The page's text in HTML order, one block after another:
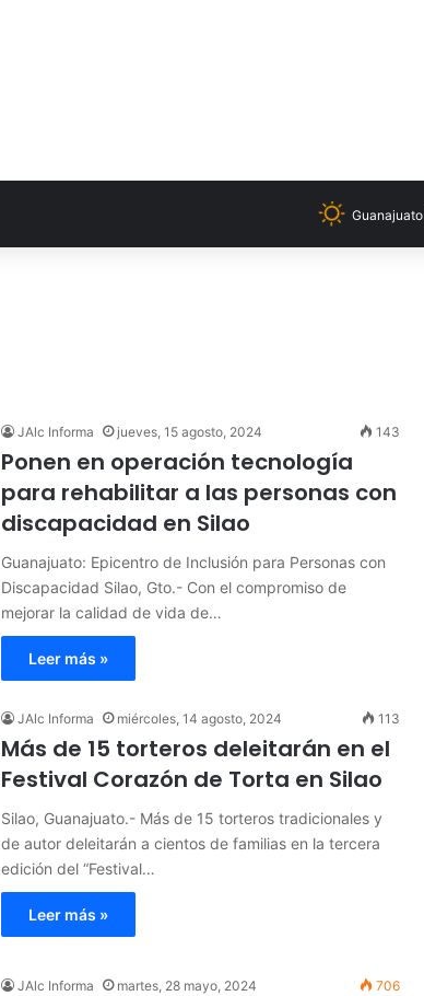
Guanajuato
JAlc Informa jueves, 15 agosto, 2024 143
Ponen en operación tecnología
para rehabilitar a las personas con
discapacidad en Silao
Guanajuato: Epicentro de Inclusión para Personas con
Discapacidad Silao, Gto.- Con el compromiso de
mejorar la calidad de vida de…
Leer más »
JAlc Informa miércoles, 14 agosto, 2024 113
Más de 15 torteros deleitarán en el
Festival Corazón de Torta en Silao
Silao, Guanajuato.- Más de 15 torteros tradicionales y
de autor deleitarán a cientos de familias en la tercera
edición del “Festival…
Leer más »
JAlc Informa martes, 28 mayo, 2024 706